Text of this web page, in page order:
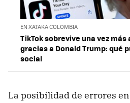
EN XATAKA COLOMBIA
TikTok sobrevive una vez más
gracias a Donald Trump: qué
social
La posibilidad de errores